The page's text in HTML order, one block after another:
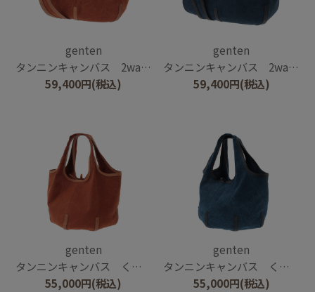
genten
タンニンキャンバス 2wayショルダーバッグ
59,400円(税込)
genten
タンニンキャンバス 2wayショルダーバッグ
59,400円(税込)
genten
タンニンキャンバス くり手トートバッグ
55,000円(税込)
genten
タンニンキャンバス くり手トートバッグ
55,000円(税込)